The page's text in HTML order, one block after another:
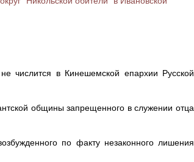
числится в Кинешемской епархии Русской
общины запрещенного в служении отца
по факту незаконного лишения